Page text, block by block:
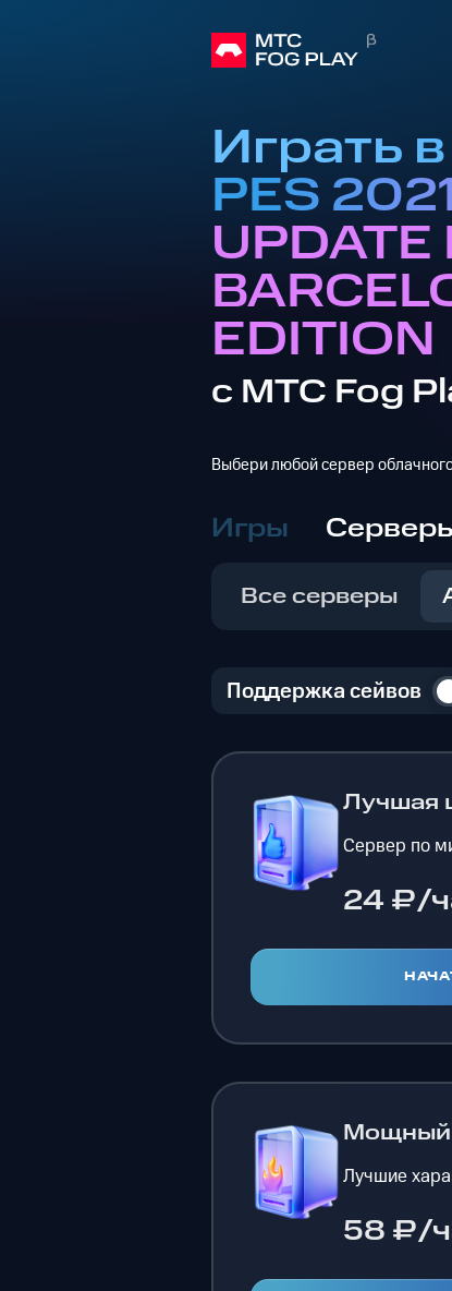
Играть
PES
UPDATE
EDITION
с МТС Fog
Выбери любой сервер
Игры
Все серверы
Поддержка сейвов
Лучшая
Сервер по
24 ₽/
Мощный
Лучшие
58 ₽/